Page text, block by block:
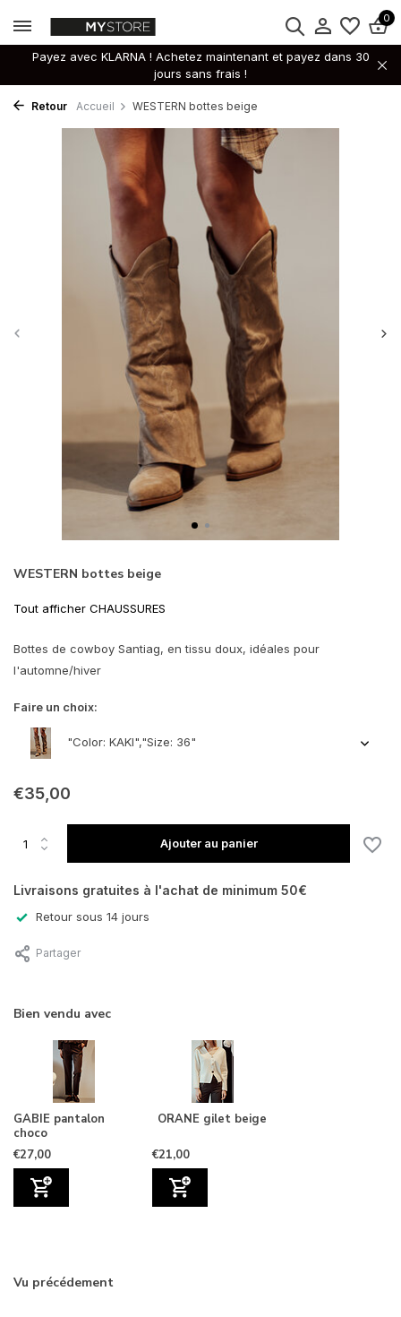
0
Payez avec KLARNA ! Achetez maintenant et payez dans 30
jours sans frais !
Retour Accueil WESTERN bottes beige
WESTERN bottes beige
Tout afficher CHAUSSURES
Bottes de cowboy Santiag, en tissu doux, idéales pour
l'automne/hiver
Faire un choix:
"Color: KAKI","Size: 36"
€35,00
Ajouter au panier
Livraisons gratuites à l'achat de minimum 50€
Retour sous 14 jours
Partager
Bien vendu avec
GABIE pantalon
choco
€27,00
ORANE gilet beige
€21,00
Vu précédement